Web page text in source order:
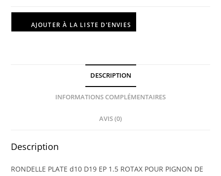
AJOUTER À LA LISTE D’ENVIES
DESCRIPTION
INFORMATIONS COMPLÉMENTAIRES
AVIS (0)
Description
RONDELLE PLATE d10 D19 EP 1.5 ROTAX POUR PIGNON DE